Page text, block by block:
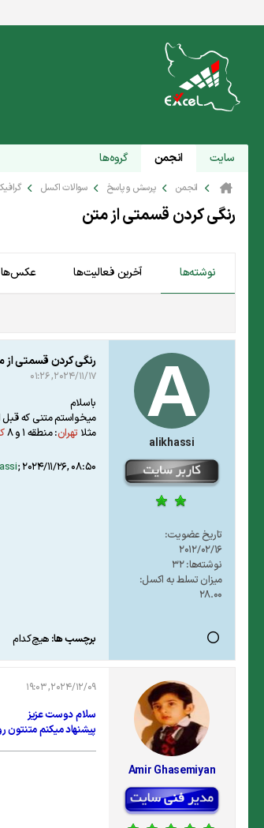
سایت انجمن گروه‌ها
انجمن پرسش و پاسخ سوالات اکسل
رنگی کردن قسمتی از متن
نوشته‌ها آخرین فعالیت‌ها عکس‌ها
alikhassi
تاریخ عضویت:
2012/02/16
نوشته‌ها:32
میزان تسلط به اکسل:
28.00
رنگی کردن قسمتی از
2024/11/17, 01:26
باسلام
میخواستم متنی که
مثلا تهران: منطقه 1 و 8
;2024/11/26, 08:50
برچسب ها: هیچ‌کدام
Amir Ghasemiyan
2024/12/09, 19:03
سلام دوست عزیز
پیشنهاد میکنم متنتون